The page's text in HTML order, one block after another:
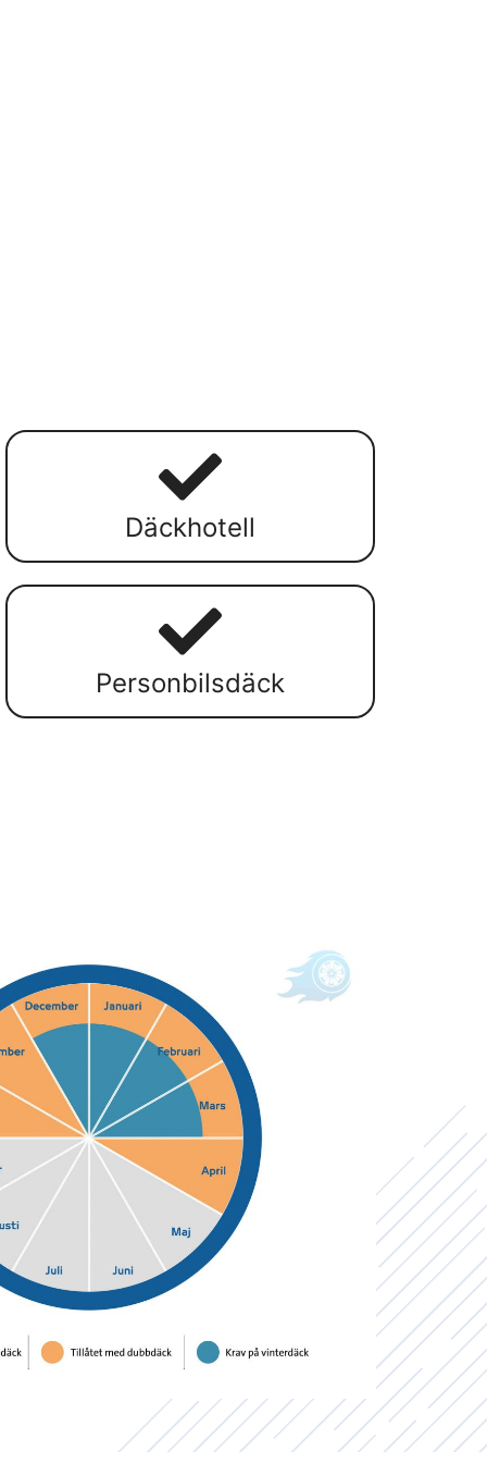
Däckhotell
Personbilsdäck